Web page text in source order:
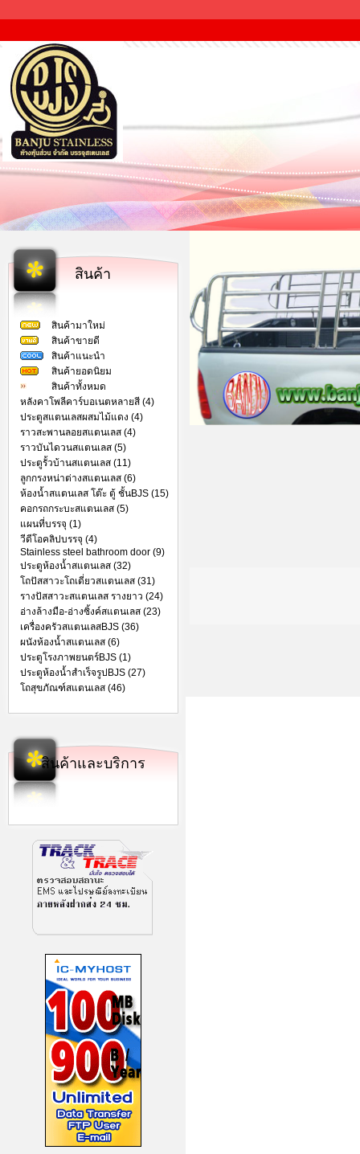
สินค้า
สินค้ามาใหม่
สินค้าขายดี
สินค้าแนะนำ
สินค้ายอดนิยม
สินค้าทั้งหมด
หลังคาโพลีคาร์บอเนตหลายสี (4)
ประตูสแตนเลสผสมไม้แดง (4)
ราวสะพานลอยสแตนเลส (4)
ราวบันไดวนสแตนเลส (5)
ประตูรั้วบ้านสแตนเลส (11)
ลูกกรงหน่าต่างสแตนเลส (6)
ห้องน้ำสแตนเลส โต๊ะ ตู้ ชั้นBJS (15)
คอกรถกระบะสแตนเลส (5)
แผนที่บรรจุ (1)
วีดีโอคลิปบรรจุ (4)
Stainless steel bathroom door (9)
ประตูห้องน้ำสแตนเลส (32)
โถปัสสาวะโถเดี่ยวสแตนเลส (31)
รางปัสสาวะสแตนเลส รางยาว (24)
อ่างล้างมือ-อ่างซิ้งค์สแตนเลส (23)
เครื่องครัวสแตนเลสBJS (36)
ผนังห้องน้ำสแตนเลส (6)
ประตูโรงภาพยนตร์BJS (1)
ประตูห้องน้ำสำเร็จรูปBJS (27)
โถสุขภัณฑ์สแตนเลส (46)
สินค้าและบริการ